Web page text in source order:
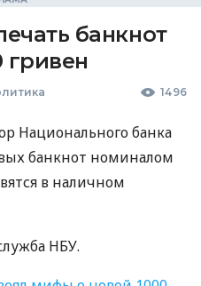
банкнот
гривен
1496
Национального банка
банкнот номиналом
в наличном
НБУ.